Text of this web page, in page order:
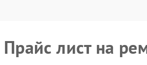
Прайс лист на